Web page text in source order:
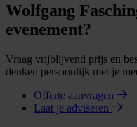
Wolfgang
evenement?
Vraag vrijblijvend prijs en
denken persoonlijk met je
Offerte aanvragen
Laat je adviseren